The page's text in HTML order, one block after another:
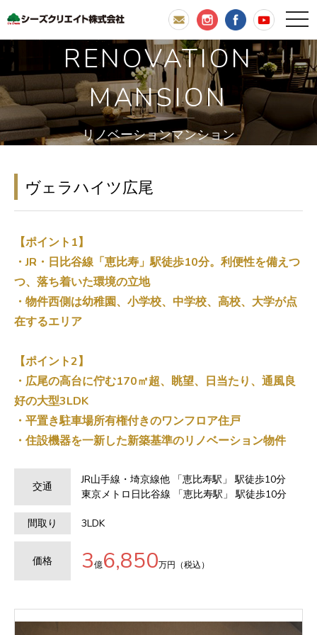
RENOVATION
MANSION
リノベーションマンション
ヴェラハイツ広尾
【ポイント1】
・JR・日比谷線「恵比寿」駅徒歩10分。利便性を備えつ
つ、落ち着いた環境の立地
・物件西側は幼稚園、小学校、中学校、高校、大学が点
在するエリア
【ポイント2】
・広尾の高台に佇む170㎡超、眺望、日当たり、通風良
好の大型3LDK
・平置き駐車場所有権付きのワンフロア住戸
・住設機器を一新した新築基準のリノベーション物件
交通
JR山手線・埼京線他 「恵比寿駅」 駅徒歩10分
東京メトロ日比谷線 「恵比寿駅」 駅徒歩10分
間取り 3LDK
価格 3億6,850万円（税込）